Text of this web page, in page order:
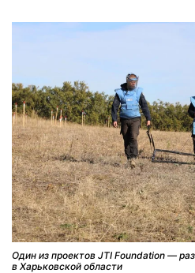
Один из проектов JTI Foundation —
в Харьковской области